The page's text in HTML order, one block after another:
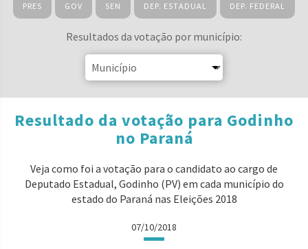
PRES GOV SEN DEP. ESTADUAL DEP. FEDERAL
Resultados da votação por município:
Resultado da votação para Godinho
no Paraná
Veja como foi a votação para o candidato ao cargo de
Deputado Estadual, Godinho (PV) em cada município do
estado do Paraná nas Eleições 2018
07/10/2018